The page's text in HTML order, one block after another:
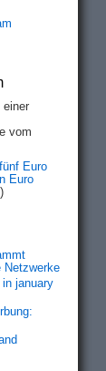
einer
vom
fünf Euro
Euro
Netzwerke
january